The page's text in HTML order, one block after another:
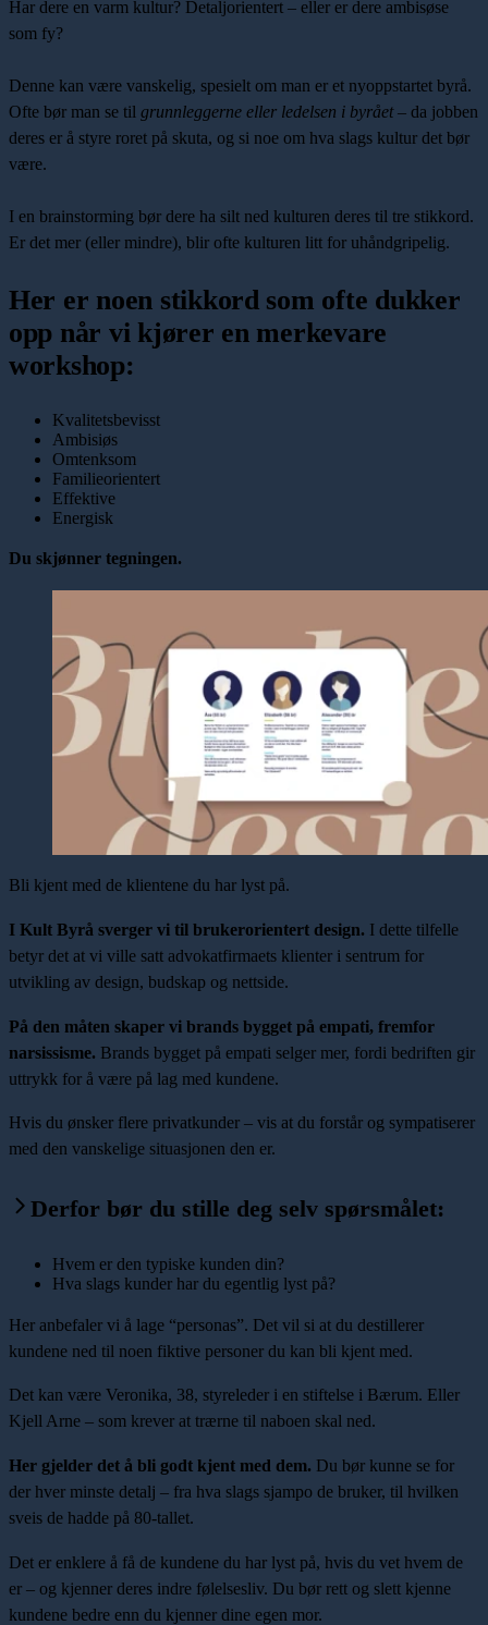
Har dere en varm kultur? Detaljorientert – eller er dere ambisøse
som fy?
Denne kan være vanskelig, spesielt om man er et nyoppstartet byrå.
Ofte bør man se til grunnleggerne eller ledelsen i byrået– da jobben
deres er å styre roret på skuta, og si noe om hva slags kultur det bør
være.
I en brainstorming bør dere ha silt ned kulturen deres til tre stikkord.
Er det mer (eller mindre), blir ofte kulturen litt for uhåndgripelig.
Her er noen stikkord som ofte dukker
opp når vi kjører en merkevare
workshop:
Kvalitetsbevisst
Ambisiøs
Omtenksom
Familieorientert
Effektive
Energisk
Du skjønner tegningen.
Bli kjent med de klientene du har lyst på.
I Kult Byrå sverger vi til brukerorientert design. I dette tilfelle
betyr det at vi ville satt advokatfirmaets klienter i sentrum for
utvikling av design, budskap og nettside.
På den måten skaper vi brands bygget på empati, fremfor
narsissisme. Brands bygget på empati selger mer, fordi bedriften gir
uttrykk for å være på lag med kundene.
Hvis du ønsker flere privatkunder – vis at du forstår og sympatiserer
med den vanskelige situasjonen den er.
Derfor bør du stille deg selv spørsmålet:
Hvem er den typiske kunden din?
Hva slags kunder har du egentlig lyst på?
Her anbefaler vi å lage “personas”. Det vil si at du destillerer
kundene ned til noen fiktive personer du kan bli kjent med.
Det kan være Veronika, 38, styreleder i en stiftelse i Bærum. Eller
Kjell Arne – som krever at trærne til naboen skal ned.
Her gjelder det å bli godt kjent med dem. Du bør kunne se for
der hver minste detalj – fra hva slags sjampo de bruker, til hvilken
sveis de hadde på 80-tallet.
Det er enklere å få de kundene du har lyst på, hvis du vet hvem de
er – og kjenner deres indre følelsesliv. Du bør rett og slett kjenne
kundene bedre enn du kjenner dine egen mor.